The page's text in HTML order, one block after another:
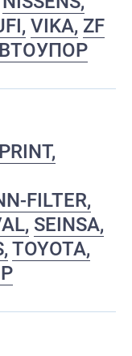
VIKA ZF
FILTER
SEINSA
TOYOTA